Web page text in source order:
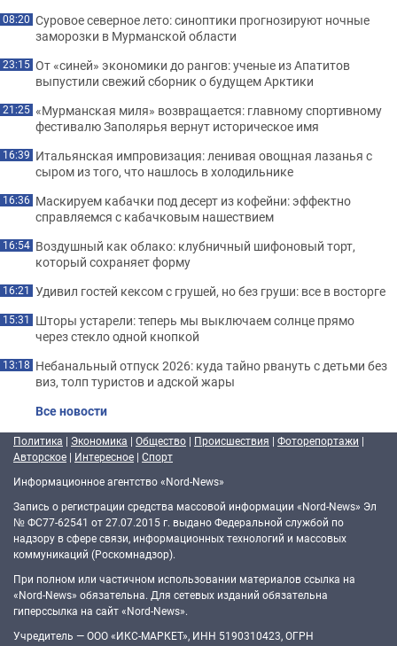
08:20 Суровое северное лето: синоптики прогнозируют ночные
заморозки в Мурманской области
23:15 От «синей» экономики до рангов: ученые из Апатитов
выпустили свежий сборник о будущем Арктики
21:25 «Мурманская миля» возвращается: главному спортивному
фестивалю Заполярья вернут историческое имя
16:39 Итальянская импровизация: ленивая овощная лазанья с
сыром из того, что нашлось в холодильнике
16:36 Маскируем кабачки под десерт из кофейни: эффектно
справляемся с кабачковым нашествием
16:54 Воздушный как облако: клубничный шифоновый торт,
который сохраняет форму
16:21 Удивил гостей кексом с грушей, но без груши: все в восторге
15:31 Шторы устарели: теперь мы выключаем солнце прямо
через стекло одной кнопкой
13:18 Небанальный отпуск 2026: куда тайно рвануть с детьми без
виз, толп туристов и адской жары
Все новости
Политика | Экономика | Общество | Происшествия | Фоторепортажи |
Авторское | Интересное | Спорт
Информационное агентство «Nord-News»
Запись о регистрации средства массовой информации «Nord-News» Эл
№ ФС77-62541 от 27.07.2015 г. выдано Федеральной службой по
надзору в сфере связи, информационных технологий и массовых
коммуникаций (Роскомнадзор).
При полном или частичном использовании материалов ссылка на
«Nord-News» обязательна. Для сетевых изданий обязательна
гиперссылка на сайт «Nord-News».
Учредитель — ООО «ИКС-МАРКЕТ», ИНН 5190310423, ОГРН